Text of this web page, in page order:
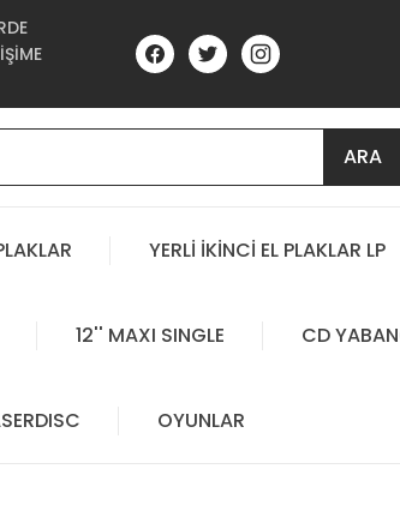
ARA
YERLİ İKİNCİ EL PLAKLAR LP
12'' MAXI SINGLE CD
OYUNLAR